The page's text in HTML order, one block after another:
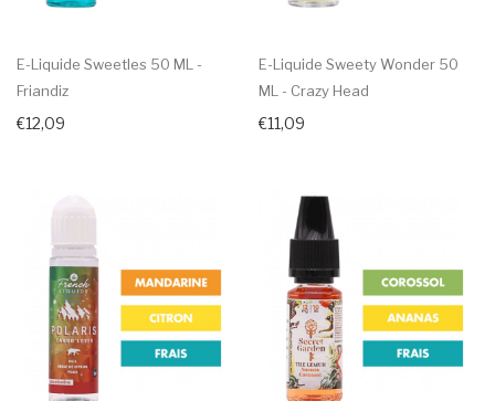
E-Liquide Sweetles 50 ML -
Friandiz
€12,09
E-Liquide Sweety Wonder 50
ML - Crazy Head
€11,09